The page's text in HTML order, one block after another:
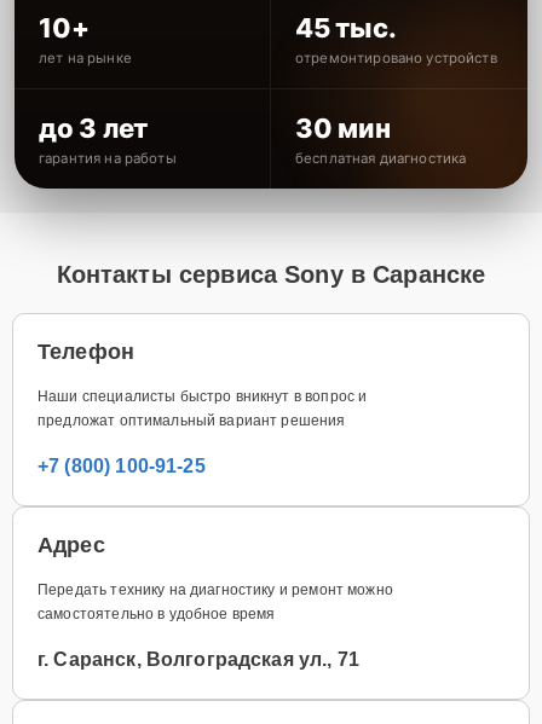
10+
лет на рынке
45 тыс.
отремонтировано устройств
до 3 лет
гарантия на работы
30 мин
бесплатная диагностика
Контакты сервиса Sony в Саранске
Телефон
Наши специалисты быстро вникнут в вопрос и
предложат оптимальный вариант решения
+7 (800) 100-91-25
Адрес
Передать технику на диагностику и ремонт можно
самостоятельно в удобное время
г. Саранск, Волгоградская ул., 71